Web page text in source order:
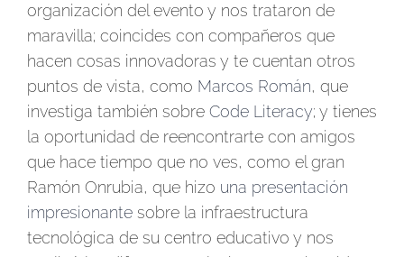
organización del evento y nos trataron de
maravilla; coincides con compañeros que
hacen cosas innovadoras y te cuentan otros
puntos de vista, como Marcos Román, que
investiga también sobre Code Literacy; y tienes
la oportunidad de reencontrarte con amigos
que hace tiempo que no ves, como el gran
Ramón Onrubia, que hizo una presentación
impresionante sobre la infraestructura
tecnológica de su centro educativo y nos